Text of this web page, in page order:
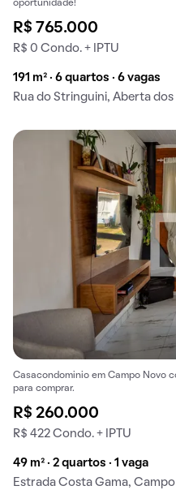
oportunidade!
R$ 765.000
R$ 0 Condo. + IPTU
191 m² · 6 quartos · 6 vagas
Rua do Stringuini, Aberta
Casacondominio em Campo Novo
para comprar.
R$ 260.000
R$ 422 Condo. + IPTU
49 m² · 2 quartos · 1 vaga
Estrada Costa Gama,